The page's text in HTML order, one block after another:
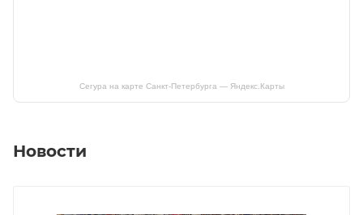
Сегура на карте Санкт‑Петербурга — Яндекс.Карты
Новости